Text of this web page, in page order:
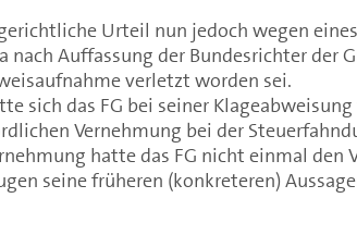
Urteil nun jedoch wegen eines
nach Auffassung der Bundesrichter der
verletzt worden sei.
sich das FG bei seiner
Vernehmung bei der
hatte das FG nicht einmal den
seine früheren (konkreteren)